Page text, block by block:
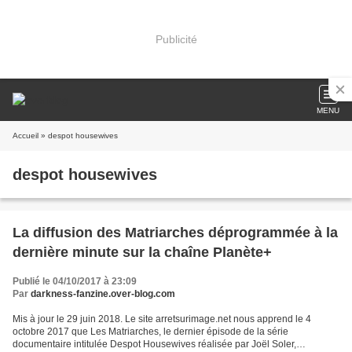
Publicité
MENU
Accueil » despot housewives
despot housewives
La diffusion des Matriarches déprogrammée à la
dernière minute sur la chaîne Planète+
Publié le 04/10/2017 à 23:09
Par darkness-fanzine.over-blog.com
Mis à jour le 29 juin 2018. Le site arretsurimage.net nous apprend le 4
octobre 2017 que Les Matriarches, le dernier épisode de la série
documentaire intitulée Despot Housewives réalisée par Joël Soler,